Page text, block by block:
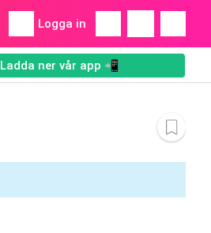
Logga in
Ladda ner vår app 📲